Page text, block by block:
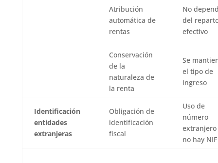
Atribución
automática de
rentas
No
del
efectivo
Conservación
de la
naturaleza de
la renta
Se
el tipo de
ingreso
Identificación
entidades
extranjeras
Obligación de
identificación
fiscal
Uso de
número
extranjero
no hay NIF